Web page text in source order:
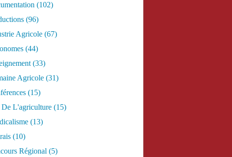
(102)
(96)
Agricole (67)
(44)
(33)
Agricole (31)
(15)
De L'agriculture (15)
(13)
(10)
Régional (5)